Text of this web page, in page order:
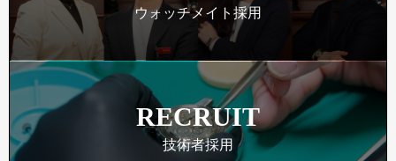
ウォッチメイト採用
RECRUIT
技術者採用